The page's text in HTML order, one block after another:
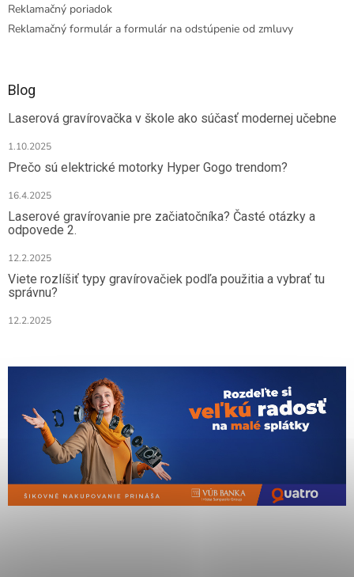
Reklamačný poriadok
Reklamačný formulár a formulár na odstúpenie od zmluvy
Blog
Laserová gravírovačka v škole ako súčasť modernej učebne
1.10.2025
Prečo sú elektrické motorky Hyper Gogo trendom?
16.4.2025
Laserové gravírovanie pre začiatočníka? Časté otázky a
odpovede 2.
12.2.2025
Viete rozlíšiť typy gravírovačiek podľa použitia a vybrať tu
správnu?
12.2.2025